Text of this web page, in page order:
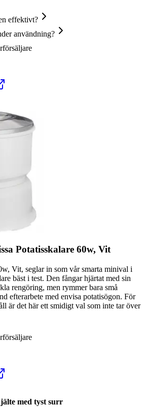
effektivt?
användning?
Potatisskalare 60w, Vit
Vit, seglar in som vår smarta minival i
bäst i test. Den fångar hjärtat med sin
rengöring, men rymmer bara små
efterarbete med envisa potatisögon. För
är det här ett smidigt val som inte tar över
med tyst surr